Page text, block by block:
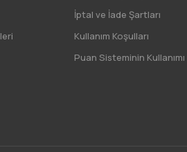
İptal ve İade Şartları
Kullanım Koşulları
Puan Sisteminin Kullanımı